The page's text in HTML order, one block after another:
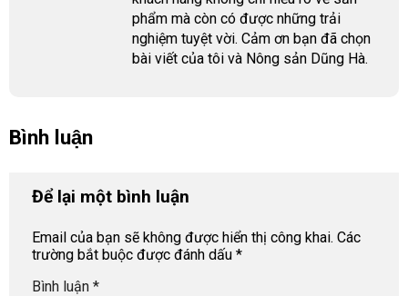
phẩm mà còn có được những trải
nghiệm tuyệt vời. Cảm ơn bạn đã chọn
bài viết của tôi và Nông sản Dũng Hà.
Bình luận
Để lại một bình luận
Email của bạn sẽ không được hiển thị công khai. Các
trường bắt buộc được đánh dấu *
Bình luận *